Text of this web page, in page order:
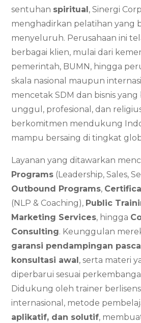
sentuhan spiritual , Sinergi
menghadirkan pelatihan yang
menyeluruh. Perusahaan ini
berbagai klien, mulai dari
pemerintah, BUMN, hingga
skala nasional maupun
mencetak SDM dan bisnis
unggul, profesional, dan
berkomitmen mendukung
mampu bersaing di tingkat
Layanan yang ditawarkan
Programs (Leadership, Sales,
Outbound Programs,
(NLP & Coaching), Public
Marketing Services, hingga
Consulting. Keunggulan
garansi pendampingan
konsultasi awal , serta materi
diperbarui sesuai
Didukung oleh trainer
internasional, metode
aplikatif, dan solutif,